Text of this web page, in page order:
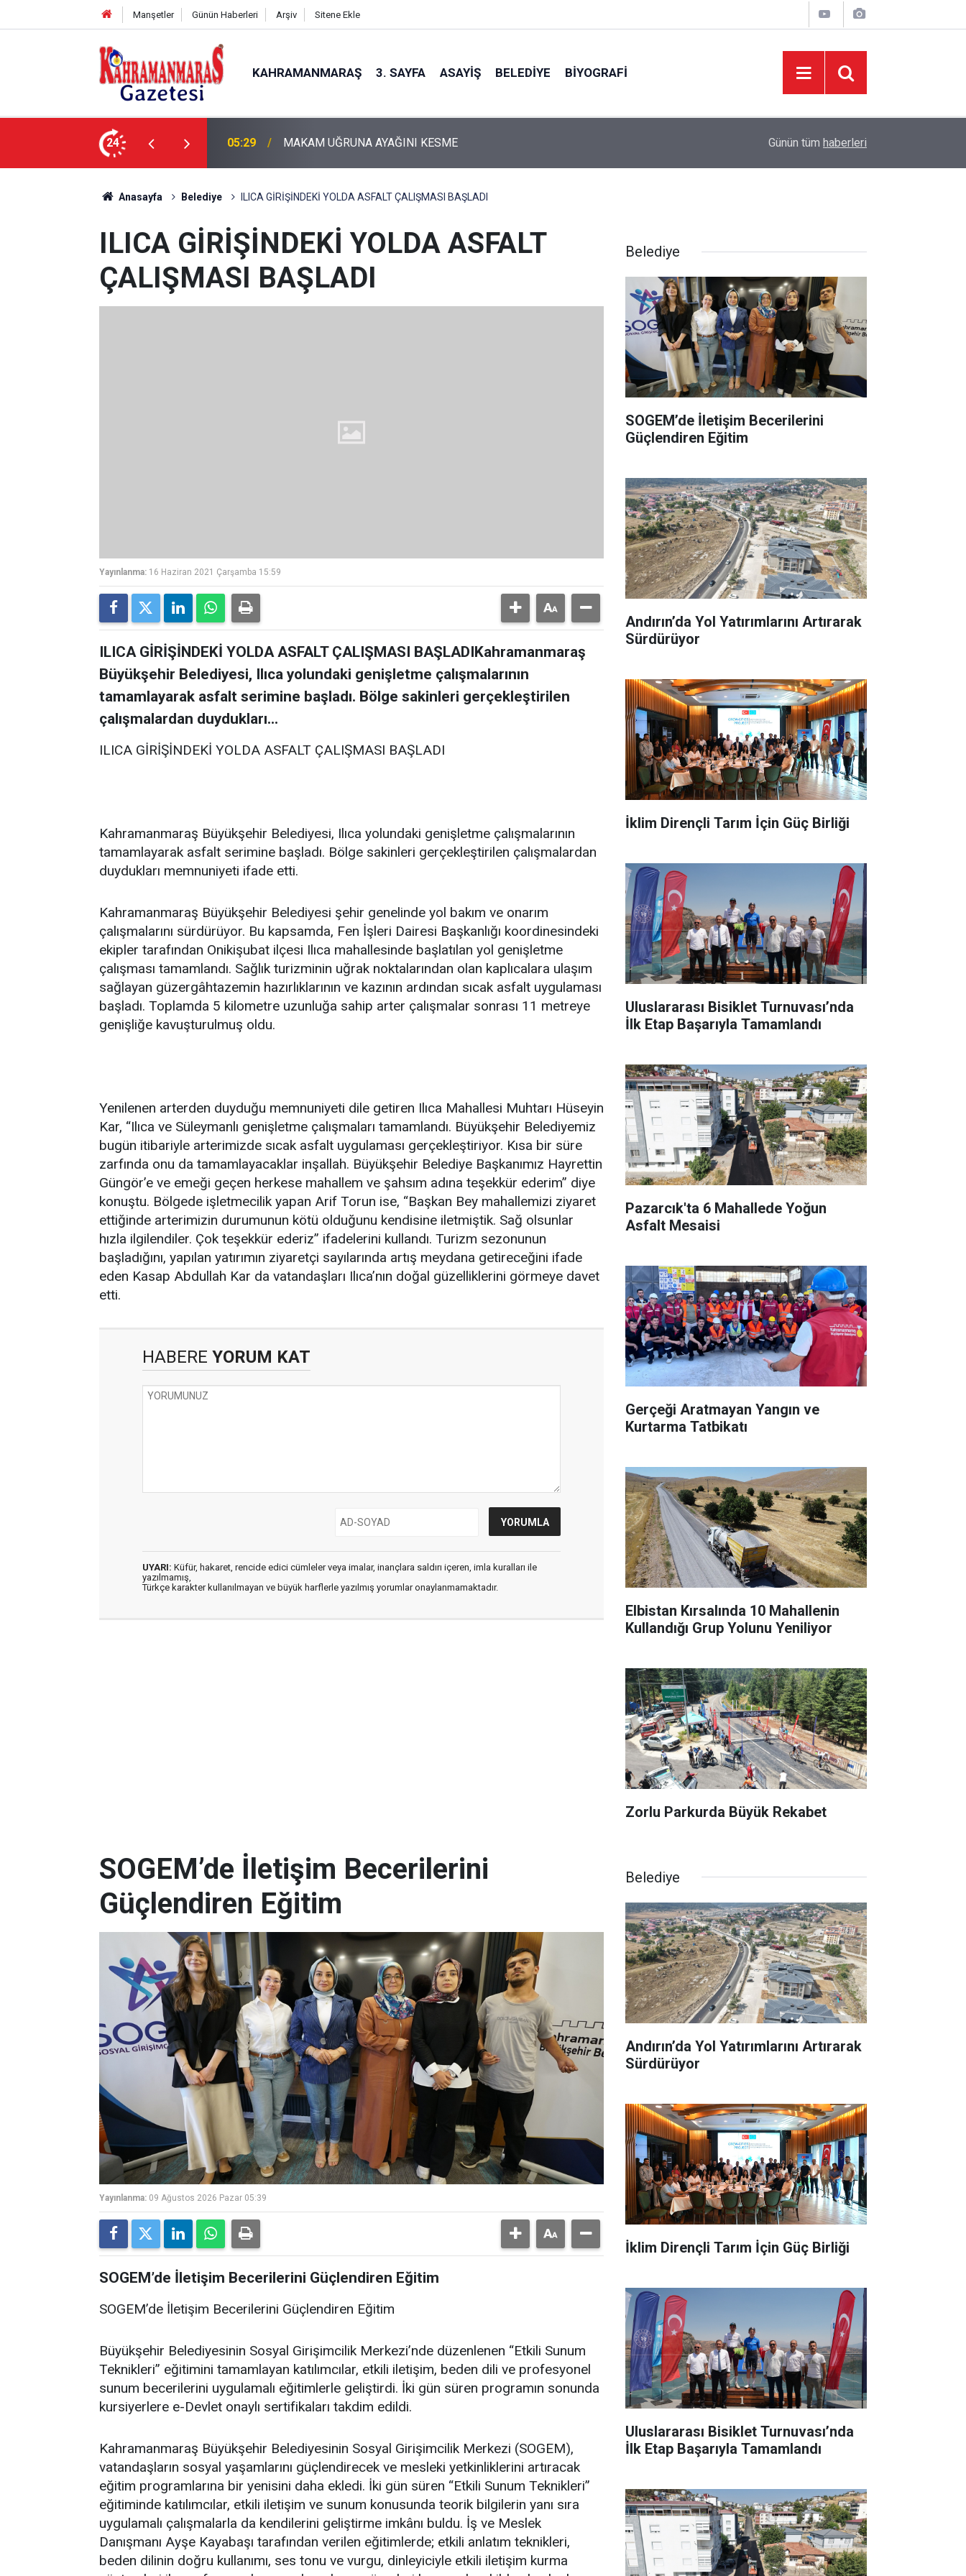
Manşetler Günün Haberleri Arşiv Sitene Ekle
KAHRAMANMARAŞ 3. SAYFA ASAYIŞ BELEDIYE BIYOGRAFI
24 05:11 Bugün Dosta Gidiyorum! “Okul yaptıracağım, devlete bağışlayacağım.”
Günün tüm haberleri
Anasayfa Belediye ILICA GİRİŞİNDEKİ YOLDA ASFALT ÇALIŞMASI BAŞLADI
ILICA GİRİŞİNDEKİ YOLDA ASFALT
ÇALIŞMASI BAŞLADI
Yayınlanma: 16 Haziran 2021 Çarşamba 15:59
ILICA GİRİŞİNDEKİ YOLDA ASFALT ÇALIŞMASI BAŞLADIKahramanmaraş
Büyükşehir Belediyesi, Ilıca yolundaki genişletme çalışmalarının
tamamlayarak asfalt serimine başladı. Bölge sakinleri gerçekleştirilen
çalışmalardan duydukları...
ILICA GİRİŞİNDEKİ YOLDA ASFALT ÇALIŞMASI BAŞLADI
Kahramanmaraş Büyükşehir Belediyesi, Ilıca yolundaki genişletme çalışmalarının
tamamlayarak asfalt serimine başladı. Bölge sakinleri gerçekleştirilen çalışmalardan
duydukları memnuniyeti ifade etti.
Kahramanmaraş Büyükşehir Belediyesi şehir genelinde yol bakım ve onarım
çalışmalarını sürdürüyor. Bu kapsamda, Fen İşleri Dairesi Başkanlığı koordinesindeki
ekipler tarafından Onikişubat ilçesi Ilıca mahallesinde başlatılan yol genişletme
çalışması tamamlandı. Sağlık turizminin uğrak noktalarından olan kaplıcalara ulaşım
sağlayan güzergâhtazemin hazırlıklarının ve kazının ardından sıcak asfalt uygulaması
başladı. Toplamda 5 kilometre uzunluğa sahip arter çalışmalar sonrası 11 metreye
genişliğe kavuşturulmuş oldu.
Yenilenen arterden duyduğu memnuniyeti dile getiren Ilıca Mahallesi Muhtarı Hüseyin
Kar, “Ilıca ve Süleymanlı genişletme çalışmaları tamamlandı. Büyükşehir Belediyemiz
bugün itibariyle arterimizde sıcak asfalt uygulaması gerçekleştiriyor. Kısa bir süre
zarfında onu da tamamlayacaklar inşallah. Büyükşehir Belediye Başkanımız Hayrettin
Güngör’e ve emeği geçen herkese mahallem ve şahsım adına teşekkür ederim” diye
konuştu. Bölgede işletmecilik yapan Arif Torun ise, “Başkan Bey mahallemizi ziyaret
ettiğinde arterimizin durumunun kötü olduğunu kendisine iletmiştik. Sağ olsunlar
hızla ilgilendiler. Çok teşekkür ederiz” ifadelerini kullandı. Turizm sezonunun
başladığını, yapılan yatırımın ziyaretçi sayılarında artış meydana getireceğini ifade
eden Kasap Abdullah Kar da vatandaşları Ilıca’nın doğal güzelliklerini görmeye davet
etti.
HABERE YORUM KAT
UYARI: Küfür, hakaret, rencide edici cümleler veya imalar, inançlara saldırı içeren, imla kuralları ile
yazılmamış,
Türkçe karakter kullanılmayan ve büyük harflerle yazılmış yorumlar onaylanmamaktadır.
Belediye
SOGEM’de İletişim Becerilerini
Güçlendiren Eğitim
Andırın’da Yol Yatırımlarını Artırarak
Sürdürüyor
İklim Dirençli Tarım İçin Güç Birliği
Uluslararası Bisiklet Turnuvası’nda
İlk Etap Başarıyla Tamamlandı
Pazarcık'ta 6 Mahallede Yoğun
Asfalt Mesaisi
Gerçeği Aratmayan Yangın ve
Kurtarma Tatbikatı
Elbistan Kırsalında 10 Mahallenin
Kullandığı Grup Yolunu Yeniliyor
Zorlu Parkurda Büyük Rekabet
SOGEM’de İletişim Becerilerini
Güçlendiren Eğitim
Yayınlanma: 09 Ağustos 2026 Pazar 05:39
SOGEM’de İletişim Becerilerini Güçlendiren Eğitim
SOGEM’de İletişim Becerilerini Güçlendiren Eğitim
Büyükşehir Belediyesinin Sosyal Girişimcilik Merkezi’nde düzenlenen “Etkili Sunum
Teknikleri” eğitimini tamamlayan katılımcılar, etkili iletişim, beden dili ve profesyonel
sunum becerilerini uygulamalı eğitimlerle geliştirdi. İki gün süren programın sonunda
kursiyerlere e-Devlet onaylı sertifikaları takdim edildi.
Kahramanmaraş Büyükşehir Belediyesinin Sosyal Girişimcilik Merkezi (SOGEM),
vatandaşların sosyal yaşamlarını güçlendirecek ve mesleki yetkinliklerini artıracak
eğitim programlarına bir yenisini daha ekledi. İki gün süren “Etkili Sunum Teknikleri”
eğitiminde katılımcılar, etkili iletişim ve sunum konusunda teorik bilgilerin yanı sıra
uygulamalı çalışmalarla da kendilerini geliştirme imkânı buldu. İş ve Meslek
Danışmanı Ayşe Kayabaşı tarafından verilen eğitimlerde; etkili anlatım teknikleri,
beden dilinin doğru kullanımı, ses tonu ve vurgu, dinleyiciyle etkili iletişim kurma
Belediye
Andırın’da Yol Yatırımlarını Artırarak
Sürdürüyor
İklim Dirençli Tarım İçin Güç Birliği
Uluslararası Bisiklet Turnuvası’nda
İlk Etap Başarıyla Tamamlandı